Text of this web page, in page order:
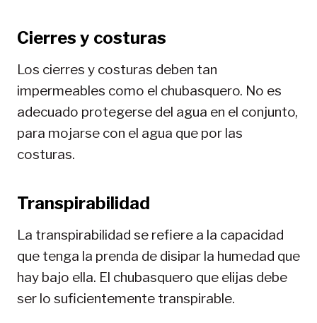
Cierres y costuras
Los cierres y costuras deben tan
impermeables como el chubasquero. No es
adecuado protegerse del agua en el conjunto,
para mojarse con el agua que por las
costuras.
Transpirabilidad
La transpirabilidad se refiere a la capacidad
que tenga la prenda de disipar la humedad que
hay bajo ella. El chubasquero que elijas debe
ser lo suficientemente transpirable.